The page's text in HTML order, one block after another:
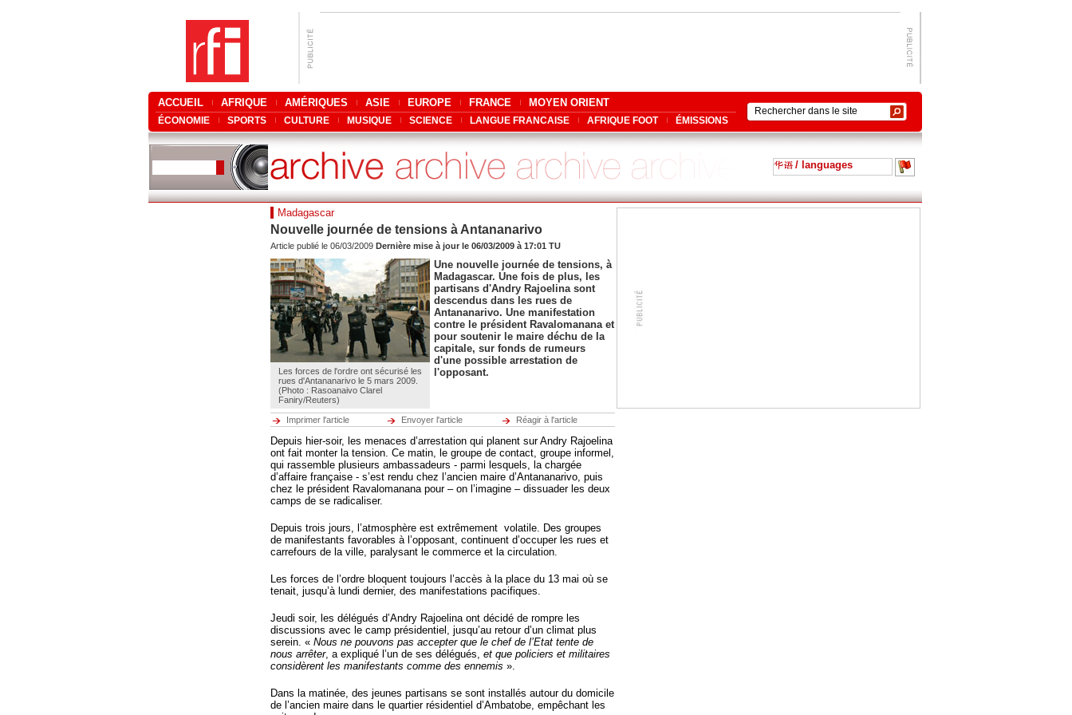
ACCUEIL AFRIQUE AMÉRIQUES ASIE EUROPE FRANCE MOYEN ORIENT
ÉCONOMIE SPORTS CULTURE MUSIQUE SCIENCE LANGUE FRANCAISE AFRIQUE FOOT ÉMISSIONS
/ languages
Madagascar
Nouvelle journée de tensions à Antananarivo
Article publié le 06/03/2009 Dernière mise à jour le 06/03/2009 à 17:01 TU
Les forces de l'ordre ont sécurisé les
rues d'Antananarivo le 5 mars 2009.
(Photo : Rasoanaivo Clarel
Faniry/Reuters)
Une nouvelle journée de tensions, à
Madagascar. Une fois de plus, les
partisans d'Andry Rajoelina sont
descendus dans les rues de
Antananarivo. Une manifestation
contre le président Ravalomanana et
pour soutenir le maire déchu de la
capitale, sur fonds de rumeurs
d'une possible arrestation de
l'opposant.
Imprimer l'article Envoyer l'article Réagir à l'article
Depuis hier-soir, les menaces d’arrestation qui planent sur Andry Rajoelina
ont fait monter la tension. Ce matin, le groupe de contact, groupe informel,
qui rassemble plusieurs ambassadeurs - parmi lesquels, la chargée
d’affaire française - s’est rendu chez l’ancien maire d’Antananarivo, puis
chez le président Ravalomanana pour – on l’imagine – dissuader les deux
camps de se radicaliser.
Depuis trois jours, l’atmosphère est extrêmement volatile. Des groupes
de manifestants favorables à l’opposant, continuent d’occuper les rues et
carrefours de la ville, paralysant le commerce et la circulation.
Les forces de l’ordre bloquent toujours l’accès à la place du 13 mai où se
tenait, jusqu’à lundi dernier, des manifestations pacifiques.
Jeudi soir, les délégués d’Andry Rajoelina ont décidé de rompre les
discussions avec le camp présidentiel, jusqu’au retour d’un climat plus
serein. « Nous ne pouvons pas accepter que le chef de l’Etat tente de
nous arrêter, a expliqué l’un de ses délégués, et que policiers et militaires
considèrent les manifestants comme des ennemis ».
Dans la matinée, des jeunes partisans se sont installés autour du domicile
de l’ancien maire dans le quartier résidentiel d’Ambatobe, empêchant les